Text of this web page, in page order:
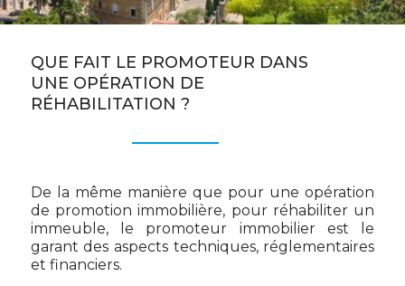
QUE FAIT LE PROMOTEUR DANS
UNE OPÉRATION DE
RÉHABILITATION ?
De la même manière que pour une opération
de promotion immobilière, pour réhabiliter un
immeuble, le promoteur immobilier est le
garant des aspects techniques, réglementaires
et financiers.